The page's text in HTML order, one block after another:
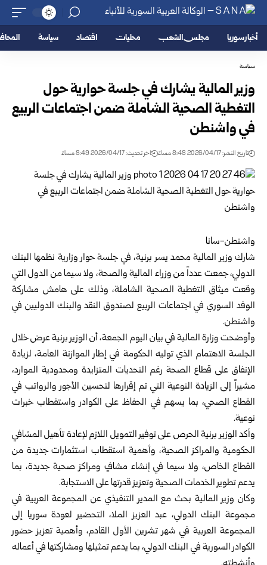
أخبار سوريا مجلس الشعب محليات اقتصاد سياسة
سياسة
وزير المالية يشارك في جلسة حوارية حول
التغطية الصحية الشاملة ضمن اجتماعات الربيع
في واشنطن
تاريخ النشر: 2026/04/17 8:48 مساءً اخر تحديث: 2026/04/17 8:49 مساءً
واشنطن-سانا
شاركوزير المالية محمد يسر برنية، في جلسة حوار وزارية نظمها البنك
الدولي، جمعت عدداً من وزراء المالية والصحة، ولا سيما من الدول التي
وقعت ميثاق التغطية الصحية الشاملة، وذلك على هامش مشاركة
الوفد السوري في اجتماعات الربيع لصندوق النقد والبنك الدوليين في
واشنطن.
وأوضحت وزارة المالية في بيان اليوم الجمعة، أن الوزير برنية عرض خلال
الجلسة الاهتمام الذي توليه الحكومة في إطار الموازنة العامة، لزيادة
الإنفاق على قطاع الصحة رغم التحديات المتزايدة ومحدودية الموارد،
مشيراً إلى الزيادة النوعية التي تم إقرارها لتحسين الأجور والرواتب في
القطاع الصحي، بما يسهم في الحفاظ على الكوادر واستقطاب خبرات
نوعية.
وأكد الوزير برنية الحرص على توفير التمويل اللازم لإعادة تأهيل المشافي
الحكومية والمراكز الصحية، وأهمية استقطاب استثمارات جديدة من
القطاع الخاص، ولا سيما في إنشاء مشافٍ ومراكز صحية جديدة، بما
يدعم تطوير الخدمات الصحية وتعزيز قدرتها على الاستجابة.
وكان وزير المالية بحث مع المدير التنفيذي عن المجموعة العربية في
مجموعة البنك الدولي، عبد العزيز الملا، التحضير لعودة سوريا إلى
المجموعة العربية في شهر تشرين الأول القادم، وأهمية تعزيز حضور
الكوادر السورية في البنك الدولي، بما يدعم تمثيلها ومشاركتها في أعماله